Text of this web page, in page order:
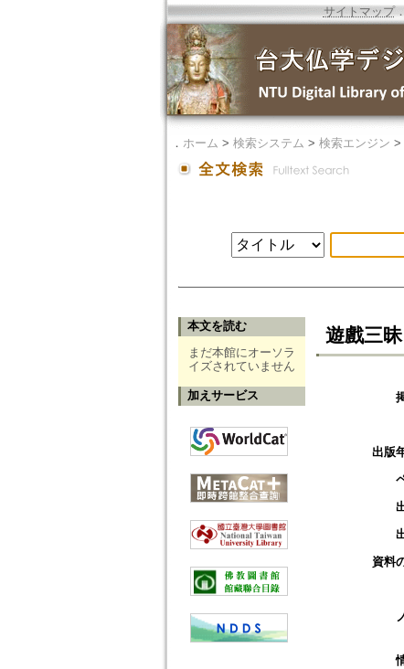
サイトマップ
． ホーム > 検索システム > 検索エンジン >
本文を読む
まだ本館にオーソラ
イズされていません
加えサービス
遊戲三
出版
資料